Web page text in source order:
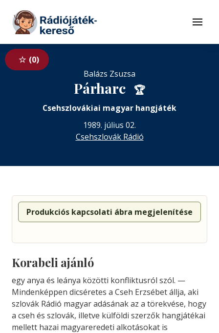
Tovább a tartalomhoz
Menü
0
Balázs Zsuzsa
Párharc 🏆
Csehszlovákiai magyar hangjáték
1989. július 02.
Csehszlovák Rádió
Produkciós kapcsolati ábra megjelenítése
Korabeli ajánló
egy anya és leánya közötti konfliktusról szól. —
Mindenképpen dicséretes a Cseh Erzsébet állja, aki
szlovák Rádió magyar adásának az a törekvése, hogy
a cseh és szlovák, illetve külföldi szerzők hangjátékai
mellett hazai magyareredeti alkotásokat is